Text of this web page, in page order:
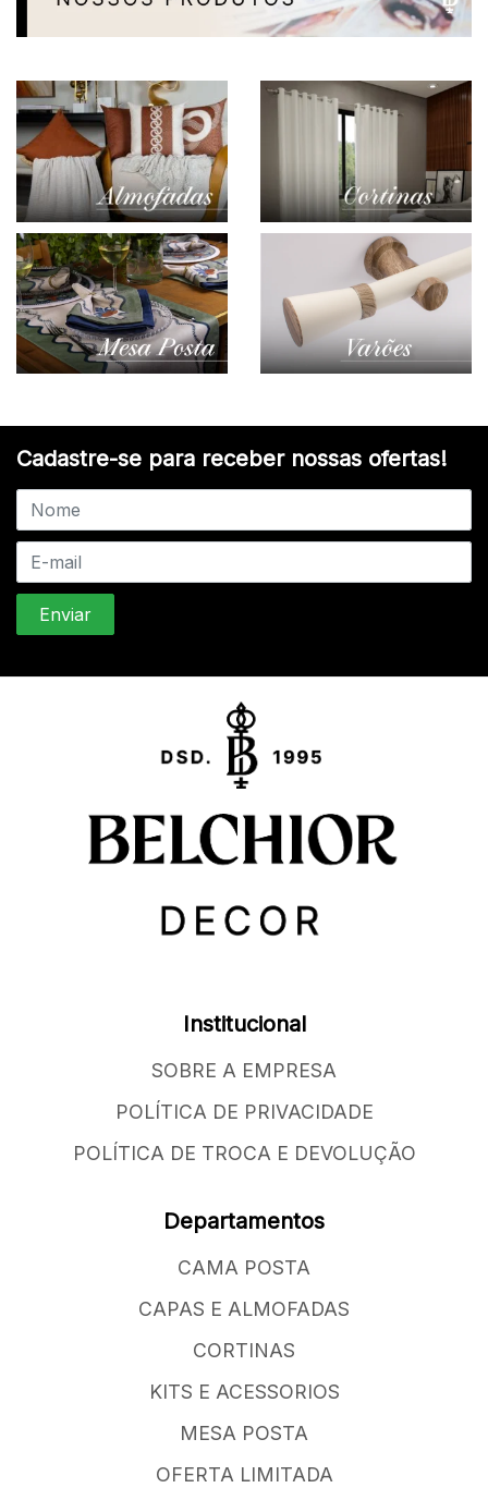
Cadastre-se para receber nossas ofertas!
Institucional
SOBRE A EMPRESA
POLÍTICA DE PRIVACIDADE
POLÍTICA DE TROCA E DEVOLUÇÃO
Departamentos
CAMA POSTA
CAPAS E ALMOFADAS
CORTINAS
KITS E ACESSORIOS
MESA POSTA
OFERTA LIMITADA